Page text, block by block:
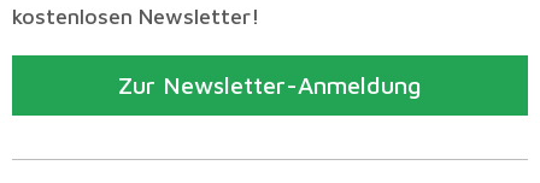
kostenlosen Newsletter!
Zur Newsletter-Anmeldung